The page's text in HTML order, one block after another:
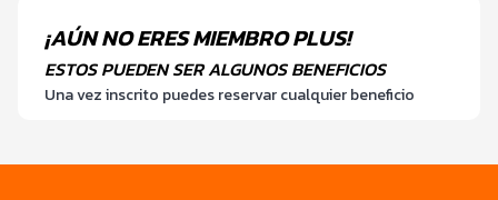
¡AÚN NO ERES MIEMBRO PLUS!
ESTOS PUEDEN SER ALGUNOS BENEFICIOS
Una vez inscrito puedes reservar cualquier beneficio